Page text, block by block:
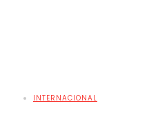
INTERNACIONAL